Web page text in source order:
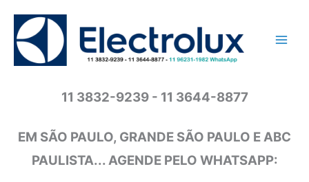
conteúdo
11 3832-9239 - 11 3644-8877
EM SÃO PAULO, GRANDE SÃO PAULO E ABC
PAULISTA... AGENDE PELO WHATSAPP: